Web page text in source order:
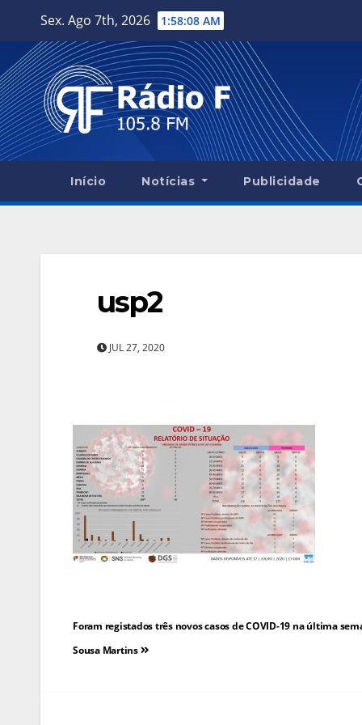
content
Sex. Ago 7th, 2026 1:58:09 AM
Início Notícias Publicidade
usp2
JUL 27, 2020
Navegação
de
Foram registados três novos casos de COVID-19 na última
Sousa Martins